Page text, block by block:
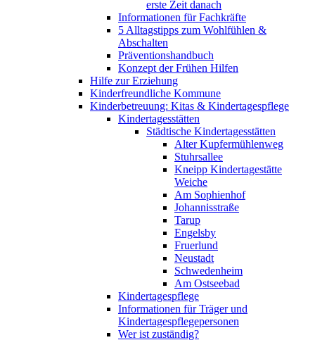
erste Zeit danach
Informationen für Fachkräfte
5 Alltagstipps zum Wohlfühlen &
Abschalten
Präventionshandbuch
Konzept der Frühen Hilfen
Hilfe zur Erziehung
Kinderfreundliche Kommune
Kinderbetreuung: Kitas & Kindertagespflege
Kindertagesstätten
Städtische Kindertagesstätten
Alter Kupfermühlenweg
Stuhrsallee
Kneipp Kindertagestätte
Weiche
Am Sophienhof
Johannisstraße
Tarup
Engelsby
Fruerlund
Neustadt
Schwedenheim
Am Ostseebad
Kindertagespflege
Informationen für Träger und
Kindertagespflegepersonen
Wer ist zuständig?